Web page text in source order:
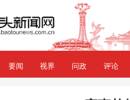
要闻 视界 问政 评论